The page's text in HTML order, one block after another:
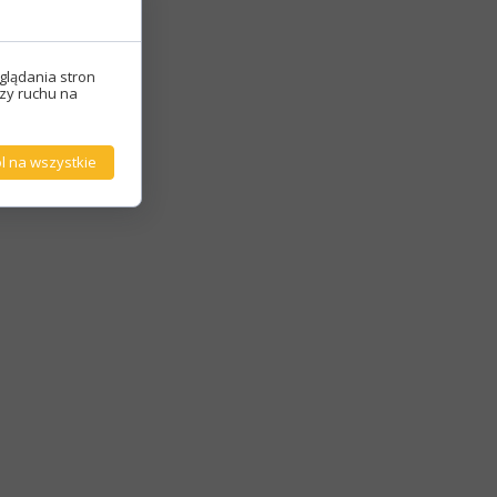
stron
ruchu na
na wszystkie